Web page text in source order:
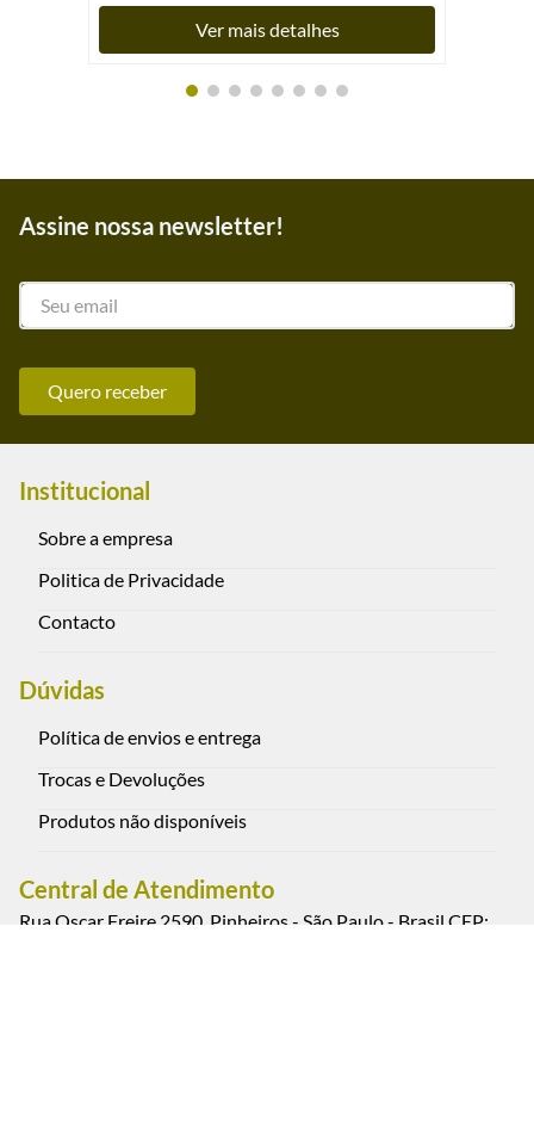
Ver mais detalhes
Assine nossa newsletter!
Quero receber
Institucional
Sobre a empresa
Politica de Privacidade
Contacto
Dúvidas
Política de envios e entrega
Trocas e Devoluções
Produtos não disponíveis
Central de Atendimento
Rua Oscar Freire 2590, Pinheiros - São Paulo - Brasil CEP: